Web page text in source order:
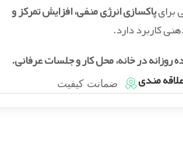
برایپاکسازی انرژی منفی، افزایش تمرکز و
کاربرد دارد.
روزانه در خانه، محل کار و جلسات عرفانی.
مندی
ضمانت کیفیت